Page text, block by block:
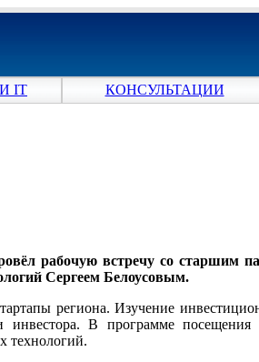
IT КОНСУЛЬТАЦИИ
рабочую встречу со старшим
Сергеем Белоусовым.
региона. Изучение
В программе посещения
технологий.